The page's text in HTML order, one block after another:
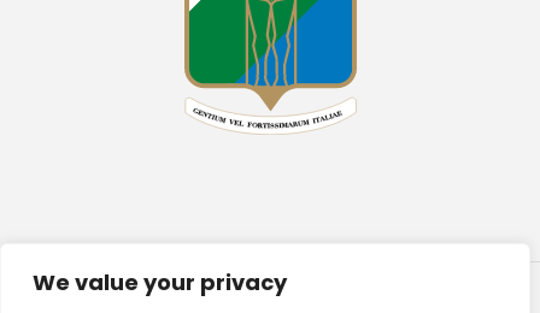
We value your privacy